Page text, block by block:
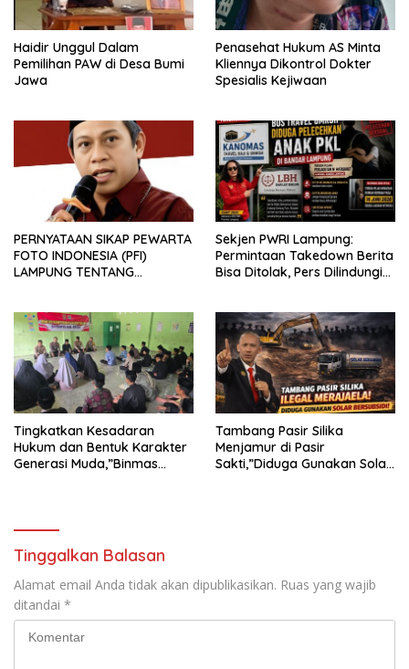
Haidir Unggul Dalam
Pemilihan PAW di Desa Bumi
Jawa
Penasehat Hukum AS Minta
Kliennya Dikontrol Dokter
Spesialis Kejiwaan
PERNYATAAN SIKAP PEWARTA
FOTO INDONESIA (PFI)
LAMPUNG TENTANG
TERHADAP JURNALIS DI
PENGADILAN NEGERI
TANJUNG KARANG.
Sekjen PWRI Lampung:
Permintaan Takedown Berita
Bisa Ditolak, Pers Dilindungi
Tingkatkan Kesadaran
Hukum dan Bentuk Karakter
Generasi Muda,”Binmas
Tambang Pasir Silika
Menjamur di Pasir
Sakti,”Diduga Gunakan Solar
Tinggalkan Balasan
Alamat email Anda tidak akan dipublikasikan. Ruas yang wajib
ditandai *